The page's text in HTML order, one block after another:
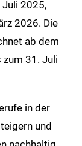
Juli 2025,
2026. Die
ab dem
31. Juli
in der
und